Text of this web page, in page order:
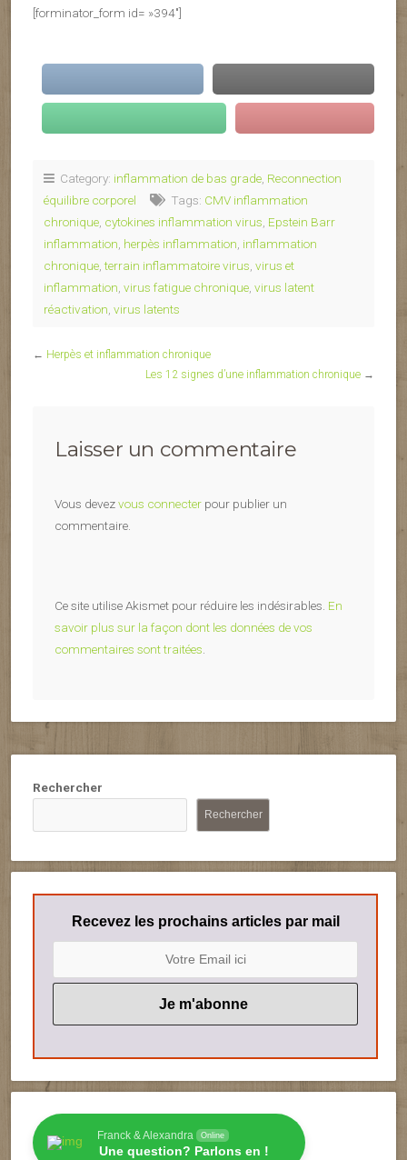
[forminator_form id= »394″]
Category: inflammation de bas grade, Reconnection
équilibre corporel
Tags: CMV inflammation
chronique, cytokines inflammation virus, Epstein Barr
inflammation, herpès inflammation, inflammation
chronique,terrain inflammatoire virus, virus et
inflammation, virus fatigue chronique, virus latent
réactivation, virus latents
← Herpès et inflammation chronique
Les 12 signes d’une inflammation chronique →
Laisser un commentaire
Vous devezvous connecter pour publier un
commentaire.
Ce site utilise Akismet pour réduire les indésirables. En
savoir plus sur la façon dont les données de vos
commentaires sont traitées.
Rechercher
Rechercher
Recevez les prochains articles par mail
Franck & Alexandra Online
Une question? Parlons en !